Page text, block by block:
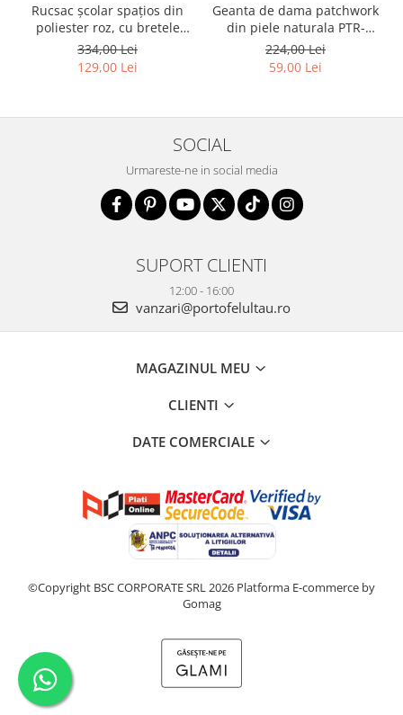
Rucsac școlar spațios din
poliester roz, cu bretele
reglabile - Peterson PTR-
PTN 8610-1327 PINK
334,00 Lei
129,00 Lei
Geanta de dama patchwork
din piele naturala PTR-
1718-SKL-6922 MULTI
224,00 Lei
59,00 Lei
SOCIAL
Urmareste-ne in social media
SUPORT CLIENTI
12:00 - 16:00
vanzari@portofelultau.ro
MAGAZINUL MEU
CLIENTI
DATE COMERCIALE
©Copyright BSC CORPORATE SRL 2026 Platforma E-commerce by
Gomag